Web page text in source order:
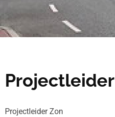
Projectleider Zon